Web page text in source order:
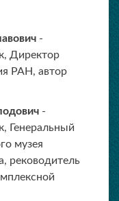
-
Директор
РАН, автор
-
Генеральный
музея
реководитель